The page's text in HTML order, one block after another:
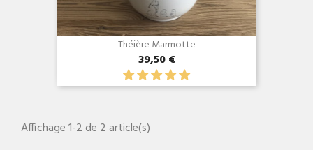
Théière Marmotte
39,50 €
Affichage 1-2 de 2 article(s)